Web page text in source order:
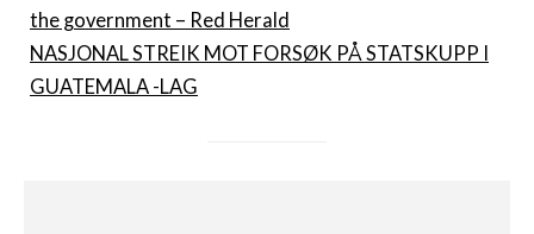
the government – Red Herald
NASJONAL STREIK MOT FORSØK PÅ STATSKUPP I
GUATEMALA -LAG